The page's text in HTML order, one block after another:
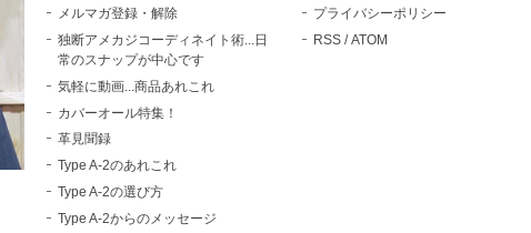
メルマガ登録・解除
独断アメカジコーディネイト術...日
常のスナップが中心です
気軽に動画...商品あれこれ
カバーオール特集！
革見聞録
Type A-2のあれこれ
Type A-2の選び方
Type A-2からのメッセージ
プライバシーポリシー
RSS /ATOM